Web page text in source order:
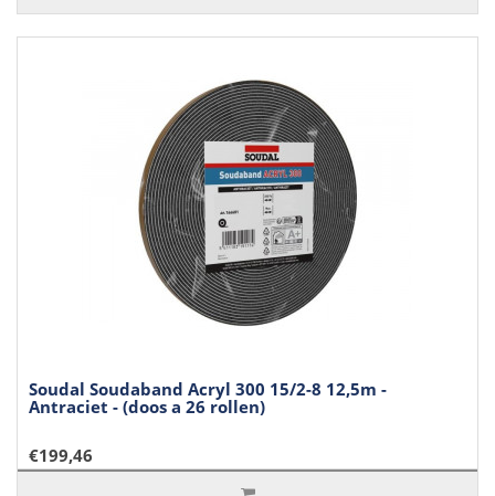
Soudal Soudaband Acryl 300 15/2-8 12,5m -
Antraciet - (doos a 26 rollen)
€199,46